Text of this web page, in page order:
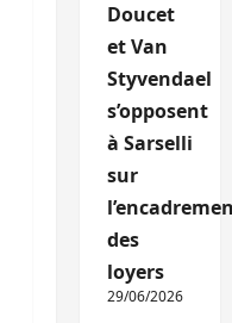
Doucet
et Van
Styvendael
s’opposent
à Sarselli
sur
des
loyers
29/06/2026